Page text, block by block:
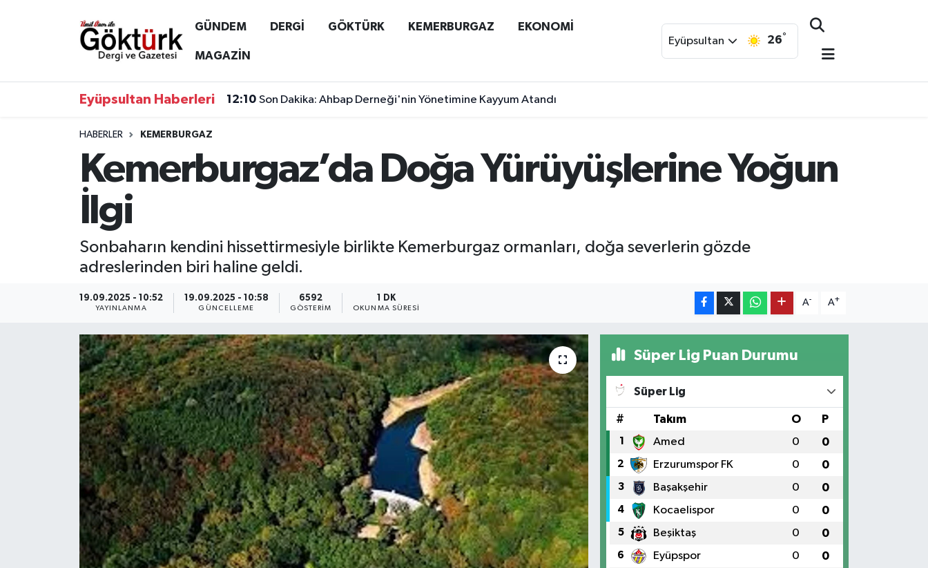
GÜNDEM DERGİ GÖKTÜRK KEMERBURGAZ EKONOMİ
MAGAZİN
Eyüpsultan 26°
Eyüpsultan Haberleri 12:10 Son Dakika: Ahbap Derneği'nin Yönetimine Kayyum Atandı
HABERLER KEMERBURGAZ
Kemerburgaz’da Doğa Yürüyüşlerine Yoğun
İlgi
Sonbaharın kendini hissettirmesiyle birlikte Kemerburgaz ormanları, doğa severlerin gözde
adreslerinden biri haline geldi.
19.09.2025 - 10:52
YAYINLANMA
19.09.2025 - 10:58
GÜNCELLEME
6592
GÖSTERIM
1 DK
OKUNMA SÜRESI
A- A+
Süper Lig Puan Durumu
Süper Lig
# Takım O P
1 Amed 0 0
2 Erzurumspor FK 0 0
3 Başakşehir 0 0
4 Kocaelispor 0 0
5 Beşiktaş 0 0
6 Eyüpspor 0 0
Anne Çocuk
GÖKTÜRK
GÜNDEM
KEMERBURGAZ
KÜLTÜR - SANAT
MAGAZİN
ÖZEL HABER
SAĞLIK
TEKNOLOJİ
Eyüpsultan Hava Durumu
Tüm Manşetler
Son Dakika Haberleri
Haber Arşivi